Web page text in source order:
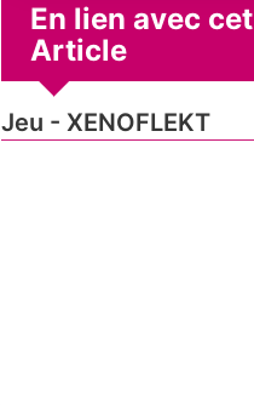
En lien avec cet
Article
Jeu - XENOFLEKT